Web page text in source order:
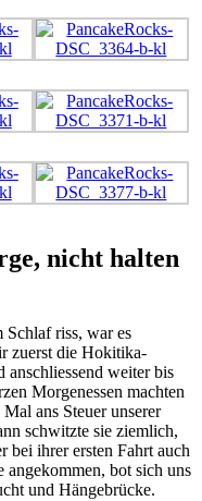
nicht halten
Schlaf riss, war es
zuerst die Hokitika-
anschliessend weiter bis
Morgenessen machten
ans Steuer unserer
schwitzte sie ziemlich,
bei ihrer ersten Fahrt auch
bot sich uns
und Hängebrücke.